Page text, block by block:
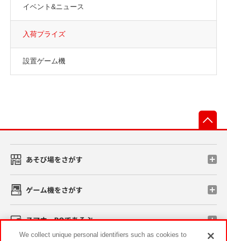
イベント&ニュース
入荷プライズ
設置ゲーム機
あそび場をさがす
ゲーム機をさがす
スマホ・PCであそぶ
We collect unique personal identifiers such as cookies to